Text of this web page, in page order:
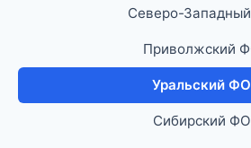
Северо-
Приволжский
Уральский ФО
Сибирский ФО